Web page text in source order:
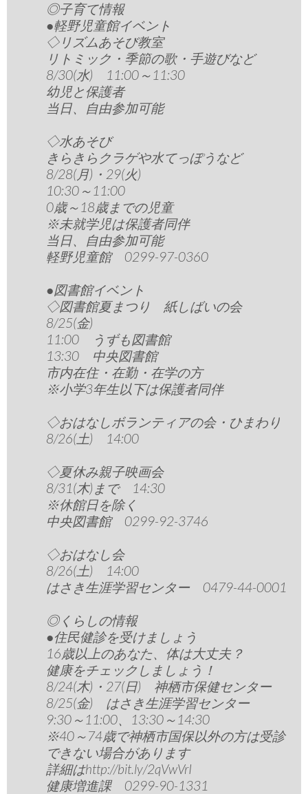
◎子育て情報
●軽野児童館イベント
◇リズムあそび教室
リトミック・季節の歌・手遊びなど
8/30(水) 11:00～11:30
幼児と保護者
当日、自由参加可能
◇水あそび
きらきらクラゲや水てっぽうなど
8/28(月)・29(火)
10:30～11:00
0歳～18歳までの児童
※未就学児は保護者同伴
当日、自由参加可能
軽野児童館 0299-97-0360
●図書館イベント
◇図書館夏まつり 紙しばいの会
8/25(金)
11:00 うずも図書館
13:30 中央図書館
市内在住・在勤・在学の方
※小学3年生以下は保護者同伴
◇おはなしボランティアの会・ひまわり
8/26(土) 14:00
◇夏休み親子映画会
8/31(木)まで 14:30
※休館日を除く
中央図書館 0299-92-3746
◇おはなし会
8/26(土) 14:00
はさき生涯学習センター 0479-44-0001
◎くらしの情報
●住民健診を受けましょう
16歳以上のあなた、体は大丈夫？
健康をチェックしましょう！
8/24(木)・27(日) 神栖市保健センター
8/25(金) はさき生涯学習センター
9:30～11:00、13:30～14:30
※40～74歳で神栖市国保以外の方は受診
できない場合があります
詳細はhttp://bit.ly/2qVwVrI
健康増進課 0299-90-1331